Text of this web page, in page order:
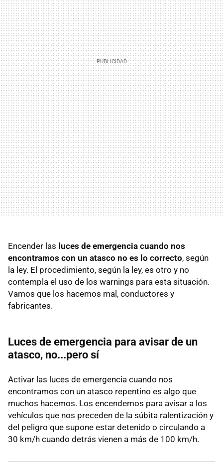
Encender las luces de emergencia cuando nos
encontramos con un atasco no es lo correcto, según
la ley. El procedimiento, según la ley, es otro y no
contempla el uso de los warnings para esta situación.
Vamos que los hacemos mal, conductores y
fabricantes.
Luces de emergencia para avisar de un
atasco, no...pero sí
Activar las luces de emergencia cuando nos
encontramos con un atasco repentino es algo que
muchos hacemos. Los encendemos para avisar a los
vehículos que nos preceden de la súbita ralentización y
del peligro que supone estar detenido o circulando a
30 km/h cuando detrás vienen a más de 100 km/h.